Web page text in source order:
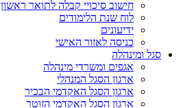
חישוב סיכויי קבלה לתואר ראשון
לוח שנת הלימודים
ידיעונים
כניסה לאזור האישי
סגל ומינהלה
אגפים ומשרדי מינהלה
ארגון הסגל המנהלי
ארגון הסגל האקדמי הבכיר
ארגון הסגל האקדמי הזוטר